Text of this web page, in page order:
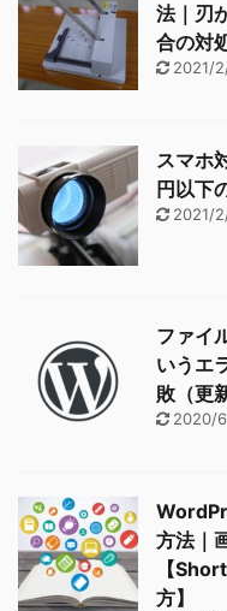
法｜刃
合の対
2021/
スマホ
円以下
2021/
ファイ
いうエ
敗（更
2020/
方法｜
【
方】